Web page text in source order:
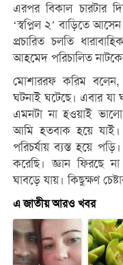
এরপর বিকাল চারটার
‘স্বপ্নিল ২’ বাড়িতে
প্রচারিত চলতি
আহমেদ পরিচালিত
মোশাররফ করিম
ঘটনাই ঘটেছে। এবার
এমনটা না হওয়াই
আমি হতবাক হয়ে যাই।
পরিচর্যায় ব্যস্ত হয়ে
করেছি। জ্ঞান ফিরছে
ঘাবড়ে যায়। কিছুক্ষণ
এ জাতীয় আরও খবর